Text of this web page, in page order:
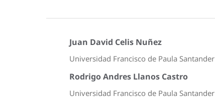
Juan David Celis Nuñez
Universidad Francisco de Paula Santander
Rodrigo Andres Llanos Castro
Universidad Francisco de Paula Santander